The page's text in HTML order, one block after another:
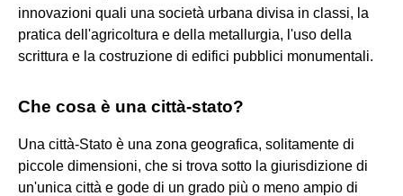
innovazioni quali una società urbana divisa in classi, la
pratica dell'agricoltura e della metallurgia, l'uso della
scrittura e la costruzione di edifici pubblici monumentali.
Che cosa è una città-stato?
Una città-Stato è una zona geografica, solitamente di
piccole dimensioni, che si trova sotto la giurisdizione di
un'unica città e gode di un grado più o meno ampio di